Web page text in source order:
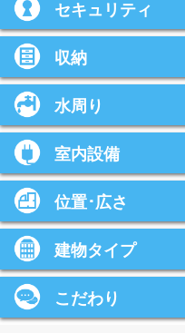
セキュリティ
収納
水周り
室内設備
位置･広さ
建物タイプ
こだわり